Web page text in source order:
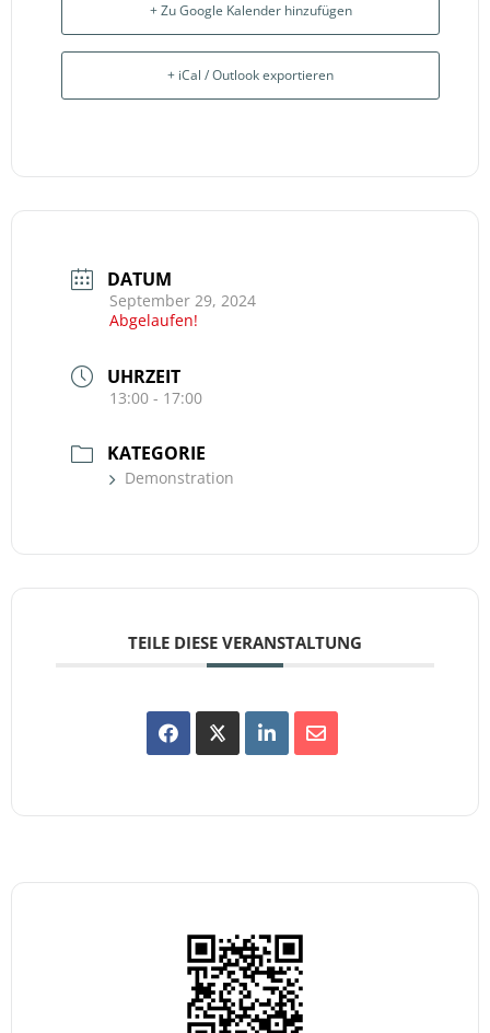
+ Zu Google Kalender hinzufügen
+ iCal / Outlook exportieren
DATUM
September 29, 2024
Abgelaufen!
UHRZEIT
13:00 - 17:00
KATEGORIE
Demonstration
TEILE DIESE VERANSTALTUNG